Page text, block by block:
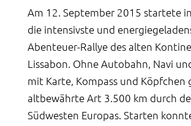
Am 12. September 2015 startete
die intensivste und
Abenteuer-Rallye des alten
Lissabon. Ohne Autobahn, Navi
mit Karte, Kompass und Köpfchen
altbewährte Art 3.500 km durch
Südwesten Europas. Starten